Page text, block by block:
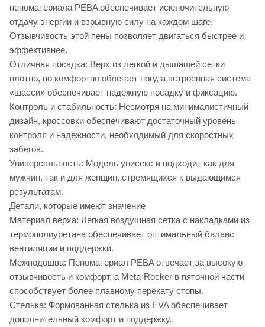
пеноматериала PEBA обеспечивает исключительную
отдачу энергии и взрывную силу на каждом шаге.
Отзывчивость этой пены позволяет двигаться быстрее и
эффективнее.
Отличная посадка: Верх из легкой и дышащей сетки
плотно, но комфортно облегает ногу, а встроенная система
«шасси» обеспечивает надежную посадку и фиксацию.
Контроль и стабильность: Несмотря на минималистичный
дизайн, кроссовки обеспечивают достаточный уровень
контроля и надежности, необходимый для скоростных
забегов.
Универсальность: Модель унисекс и подходит как для
мужчин, так и для женщин, стремящихся к выдающимся
результатам.
Детали, которые имеют значение
Материал верха: Легкая воздушная сетка с накладками из
термополиуретана обеспечивает оптимальный баланс
вентиляции и поддержки.
Межподошва: Пеноматериал PEBA отвечает за высокую
отзывчивость и комфорт, а Meta-Rocker в пяточной части
способствует более плавному перекату стопы.
Стелька: Формованная стелька из EVA обеспечивает
дополнительный комфорт и поддержку.